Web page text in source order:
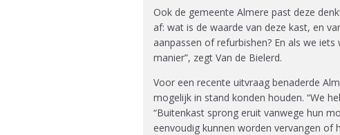
Ook de gemeente Almere past deze
af: wat is de waarde van deze kast, en
aanpassen of refurbishen? En als we
manier”, zegt Van de Bielerd.
Voor een recente uitvraag benaderde
mogelijk in stand konden houden. “We
“Buitenkast sprong eruit vanwege hun
eenvoudig kunnen worden vervangen